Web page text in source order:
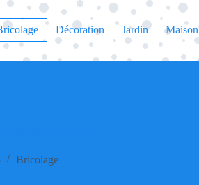
Décoration Jardin Maison
Bricolage